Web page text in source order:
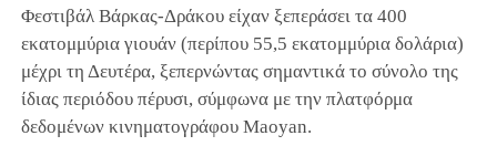
Φεστιβάλ Βάρκας-Δράκου είχαν ξεπεράσει τα 400
εκατομμύρια γιουάν (περίπου 55,5 εκατομμύρια δολάρια)
μέχρι τη Δευτέρα, ξεπερνώντας σημαντικά το σύνολο της
ίδιας περιόδου πέρυσι, σύμφωνα με την πλατφόρμα
δεδομένων κινηματογράφου Maoyan.